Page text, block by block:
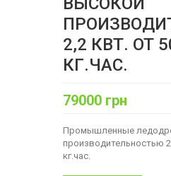
2,2 КВТ. ОТ
КГ.ЧАС.
79000 грн
Промышленные
производительностью
кг.час.